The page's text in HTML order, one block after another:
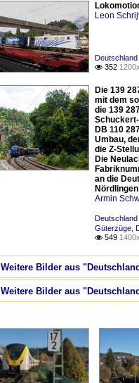
Leon
 352
Die 139
mit dem
die 139
DB 110
Umbau,
die Z-
Die
an die
Armin
Güterzüge
 549
Weitere Bilder aus
Weitere Bilder aus